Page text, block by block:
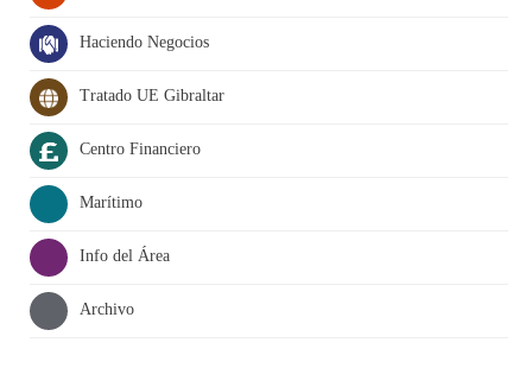
Haciendo Negocios
Tratado UE Gibraltar
Centro Financiero
Marítimo
Info del Área
Archivo